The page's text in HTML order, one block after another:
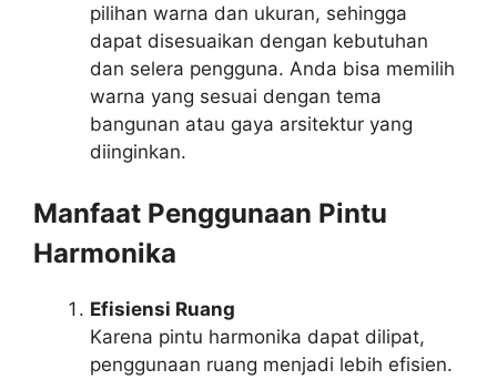
pilihan warna dan ukuran, sehingga
dapat disesuaikan dengan kebutuhan
dan selera pengguna. Anda bisa memilih
warna yang sesuai dengan tema
bangunan atau gaya arsitektur yang
diinginkan.
Manfaat Penggunaan Pintu
Harmonika
Efisiensi Ruang
Karena pintu harmonika dapat dilipat,
penggunaan ruang menjadi lebih efisien.